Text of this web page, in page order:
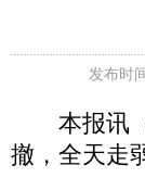
发布时
本报讯（
撤，全天走